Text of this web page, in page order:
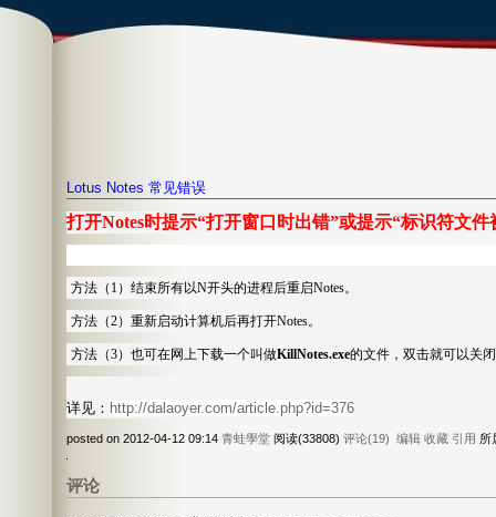
Lotus Notes 常见错误
打开Notes时提示“打开窗口时出错”或提示“标识符文
方法（1）结束所有以N开头的进程后重启Notes。
方法（2）重新启动计算机后再打开Notes。
方法（3）也可在网上下载一个叫做KillNotes.exe的文件，双击就可以关
详见： http://dalaoyer.com/article.php?id=376
posted on 2012-04-12 09:14 青蛙學堂 阅读(33808) 评论(19) 编辑 收藏 引用 所
评论